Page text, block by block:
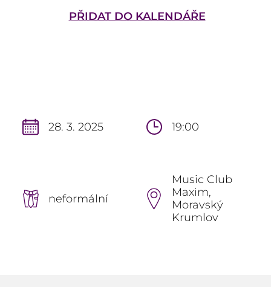
PŘIDAT DO KALENDÁŘE
28. 3. 2025 19:00
neformální
Music Club
Maxim,
Moravský
Krumlov